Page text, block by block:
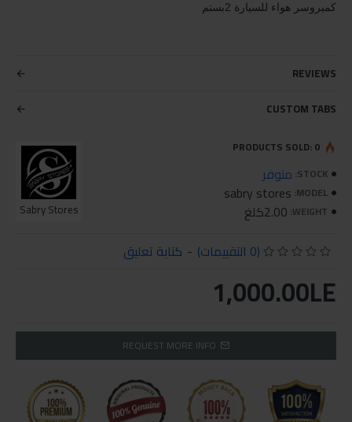
كمبروسر هواء للسيارة 2بستم
REVIEWS
CUSTOM TABS
STOCK: متوفر
MODEL:
sabry stores
WEIGHT: 2.00كلغ Sabry Stores
PRODUCTS SOLD: 0
(0 التقييمات) - كتابة تعليق
1,000.00LE
REQUEST MORE INFO